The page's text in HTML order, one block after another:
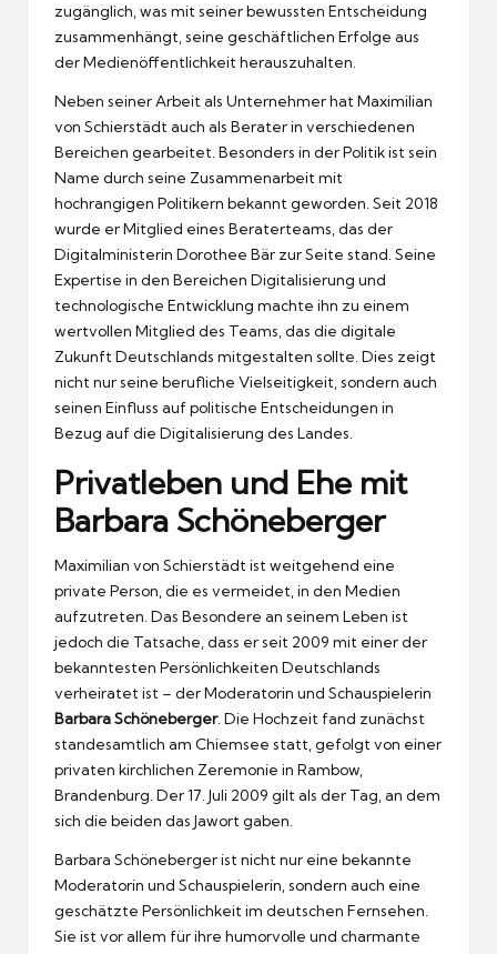
zugänglich, was mit seiner bewussten Entscheidung
zusammenhängt, seine geschäftlichen Erfolge aus
der Medienöffentlichkeit herauszuhalten.
Neben seiner Arbeit als Unternehmer hat Maximilian
von Schierstädt auch als Berater in verschiedenen
Bereichen gearbeitet. Besonders in der Politik ist sein
Name durch seine Zusammenarbeit mit
hochrangigen Politikern bekannt geworden. Seit 2018
wurde er Mitglied eines Beraterteams, das der
Digitalministerin Dorothee Bär zur Seite stand. Seine
Expertise in den Bereichen Digitalisierung und
technologische Entwicklung machte ihn zu einem
wertvollen Mitglied des Teams, das die digitale
Zukunft Deutschlands mitgestalten sollte. Dies zeigt
nicht nur seine berufliche Vielseitigkeit, sondern auch
seinen Einfluss auf politische Entscheidungen in
Bezug auf die Digitalisierung des Landes.
Privatleben und Ehe mit
Barbara Schöneberger
Maximilian von Schierstädt ist weitgehend eine
private Person, die es vermeidet, in den Medien
aufzutreten. Das Besondere an seinem Leben ist
jedoch die Tatsache, dass er seit 2009 mit einer der
bekanntesten Persönlichkeiten Deutschlands
verheiratet ist – der Moderatorin und Schauspielerin
Barbara Schöneberger. Die Hochzeit fand zunächst
standesamtlich am Chiemsee statt, gefolgt von einer
privaten kirchlichen Zeremonie in Rambow,
Brandenburg. Der 17. Juli 2009 gilt als der Tag, an dem
sich die beiden das Jawort gaben.
Barbara Schöneberger ist nicht nur eine bekannte
Moderatorin und Schauspielerin, sondern auch eine
geschätzte Persönlichkeit im deutschen Fernsehen.
Sie ist vor allem für ihre humorvolle und charmante